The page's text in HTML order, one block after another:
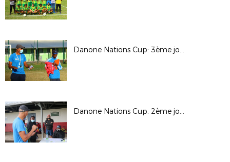
Danone Nations Cup: 3ème journée
Danone Nations Cup: 2ème journée